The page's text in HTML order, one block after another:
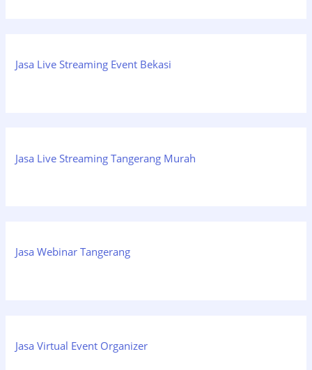
Jasa Live Streaming Event Bekasi
Jasa Live Streaming Tangerang Murah
Jasa Webinar Tangerang
Jasa Virtual Event Organizer